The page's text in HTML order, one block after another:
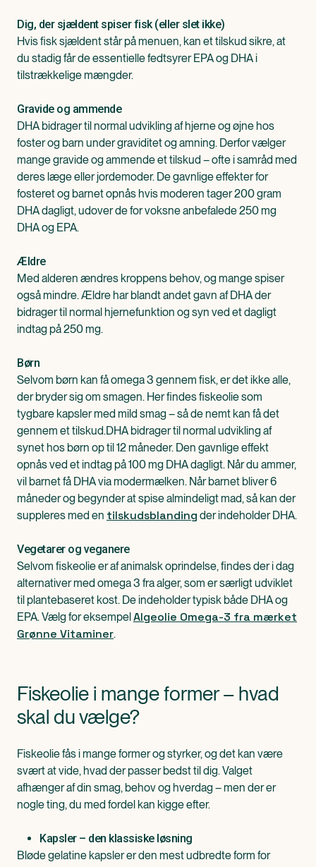
Dig, der sjældent spiser fisk (eller slet ikke)
Hvis fisk sjældent står på menuen, kan et tilskud sikre, at
du stadig får de essentielle fedtsyrer EPA og DHA i
tilstrækkelige mængder.
Gravide og ammende
DHA bidrager til normal udvikling af hjerne og øjne hos
foster og barn under graviditet og amning. Derfor vælger
mange gravide og ammende et tilskud – ofte i samråd med
deres læge eller jordemoder. De gavnlige effekter for
fosteret og barnet opnås hvis moderen tager 200 gram
DHA dagligt, udover de for voksne anbefalede 250 mg
DHA og EPA.
Ældre
Med alderen ændres kroppens behov, og mange spiser
også mindre. Ældre har blandt andet gavn af DHA der
bidrager til normal hjernefunktion og syn ved et dagligt
indtag på 250 mg.
Børn
Selvom børn kan få omega 3 gennem fisk, er det ikke alle,
der bryder sig om smagen. Her findes fiskeolie som
tygbare kapsler med mild smag – så de nemt kan få det
gennem et tilskud.DHA bidrager til normal udvikling af
synet hos børn op til 12 måneder. Den gavnlige effekt
opnås ved et indtag på 100 mg DHA dagligt. Når du ammer,
vil barnet få DHA via modermælken. Når barnet bliver 6
måneder og begynder at spise almindeligt mad, så kan der
suppleres med en tilskudsblanding der indeholder DHA.
Vegetarer og veganere
Selvom fiskeolie er af animalsk oprindelse, findes der i dag
alternativer med omega 3 fra alger, som er særligt udviklet
til plantebaseret kost. De indeholder typisk både DHA og
EPA. Vælg for eksempelAlgeolie Omega-3 fra mærket
Grønne Vitaminer.
Fiskeolie i mange former – hvad
skal du vælge?
Fiskeolie fås i mange former og styrker, og det kan være
svært at vide, hvad der passer bedst til dig. Valget
afhænger af din smag, behov og hverdag – men der er
nogle ting, du med fordel kan kigge efter.
Kapsler – den klassiske løsning
Bløde gelatine kapsler er den mest udbredte form for